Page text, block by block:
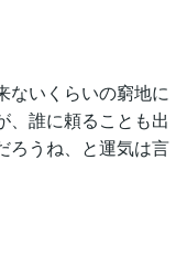
ないくらいの窮地に
、誰に頼ることも出
ろうね、と運気は言